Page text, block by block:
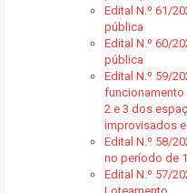
Edital N.º 61/
pública
Edital N.º 60/
pública
Edital N.º 59/
2 e 3 dos
improvisados
Edital N.º 58/
no período de
Edital N.º 57/